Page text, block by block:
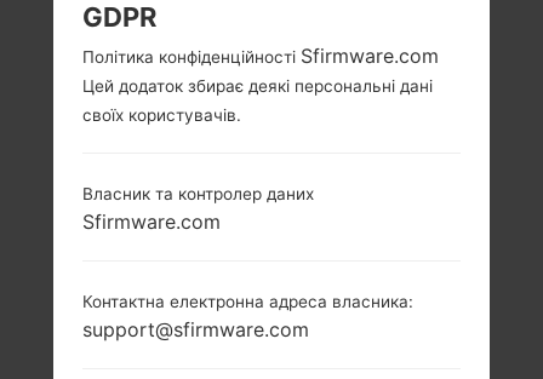
GDPR
Політика конфіденційності Sfirmware.com
Цей додаток збирає деякі персональні дані
своїх користувачів.
Власник та контролер даних
Sfirmware.com
Контактна електронна адреса власника:
support@sfirmware.com